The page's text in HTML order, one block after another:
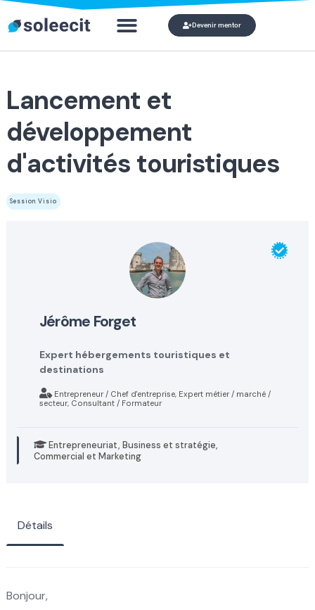
Devenir mentor
Lancement et
développement
d'activités touristiques
Session Visio
jérôme forget
Expert hébergements touristiques et
destinations
Entrepreneur / Chef d'entreprise, Expert métier / marché /
secteur, Consultant / Formateur
Entrepreneuriat, Business et stratégie,
Commercial et Marketing
Détails
Bonjour,